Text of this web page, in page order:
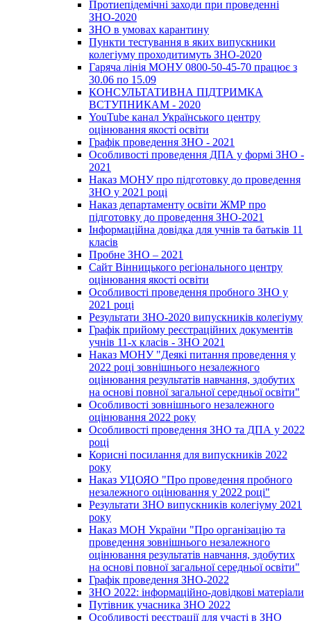
Протиепідемічні заходи при проведенні
ЗНО-2020
ЗНО в умовах карантину
Пункти тестування в яких випускники
колегіуму проходитимуть ЗНО-2020
Гаряча лінія МОНУ 0800-50-45-70 працює з
30.06 по 15.09
КОНСУЛЬТАТИВНА ПІДТРИМКА
ВСТУПНИКАМ - 2020
YouTube канал Українського центру
оцінювання якості освіти
Графік проведення ЗНО - 2021
Особливості проведення ДПА у формі ЗНО -
2021
Наказ МОНУ про підготовку до проведення
ЗНО у 2021 році
Наказ департаменту освіти ЖМР про
підготовку до проведення ЗНО-2021
Інформаційна довідка для учнів та батьків 11
класів
Пробне ЗНО – 2021
Сайт Вінницького регіонального центру
оцінювання якості освіти
Особливості проведення пробного ЗНО у
2021 році
Результати ЗНО-2020 випускників колегіуму
Графік прийому реєстраційних документів
учнів 11-х класів - ЗНО 2021
Наказ МОНУ "Деякі питання проведення у
2022 році зовнішнього незалежного
оцінювання результатів навчання, здобутих
на основі повної загальної середньої освіти"
Особливості зовнішнього незалежного
оцінювання 2022 року
Особливості проведення ЗНО та ДПА у 2022
році
Корисні посилання для випускників 2022
року
Наказ УЦОЯО "Про проведення пробного
незалежного оцінювання у 2022 році"
Результати ЗНО випускників колегіуму 2021
року
Наказ МОН України "Про організацію та
проведення зовнішнього незалежного
оцінювання результатів навчання, здобутих
на основі повної загальної середньої освіти"
Графік проведення ЗНО-2022
ЗНО 2022: інформаційно-довідкові матеріали
Путівник учасника ЗНО 2022
Особливості реєстрації для участі в ЗНО